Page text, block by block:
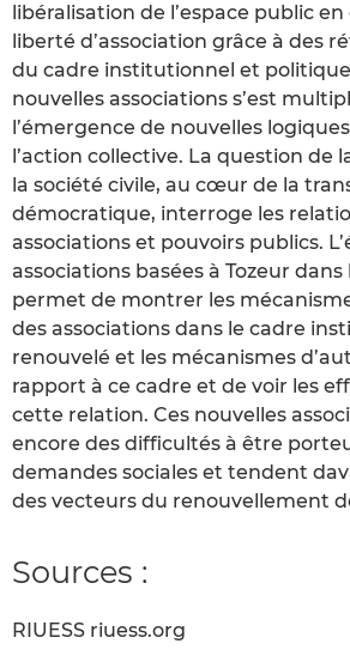
libéralisation de l’espace public
liberté d’association grâce à des
du cadre institutionnel et
nouvelles associations s’est
l’émergence de nouvelles
l’action collective. La question de
la société civile, au cœur de la
démocratique, interroge les
associations et pouvoirs publics.
associations basées à Tozeur
permet de montrer les
des associations dans le cadre
renouvelé et les mécanismes
rapport à ce cadre et de voir les
cette relation. Ces nouvelles
encore des difficultés à être
demandes sociales et tendent
des vecteurs du renouvellement
Sources :
RIUESS riuess.org